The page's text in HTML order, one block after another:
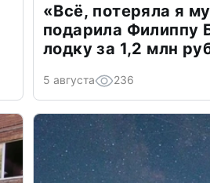
«Всё, потеряла я
подарила Филиппу
лодку за 1,2 млн
5 августа 236